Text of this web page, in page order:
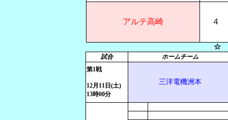
アルテ高崎 ４
☆
試合
ホームチーム
第1戦
12月11日(土)
13時00分
三洋電機洲本